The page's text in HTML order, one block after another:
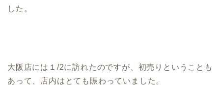
した。
大阪店には１/2に訪れたのですが、初売りということも
あって、店内はとても賑わっていました。